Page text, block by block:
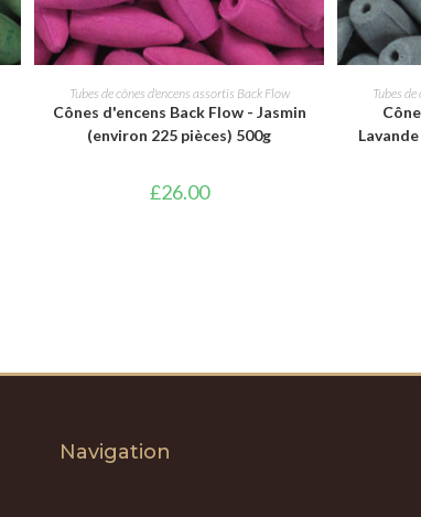
AJOUTER AU PANIER
Tubes de cônes d'encens assortis Back Flow
Cônes d'encens Back Flow - Jasmin
(environ 225 pièces) 500g
£26.00
Tubes
Navigation